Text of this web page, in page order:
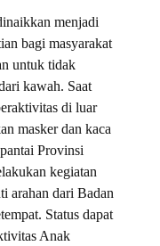
menjadi
bagi masyarakat
untuk tidak
kawah. Saat
di luar
masker dan kaca
Provinsi
kegiatan
arahan dari Badan
Status dapat
Anak